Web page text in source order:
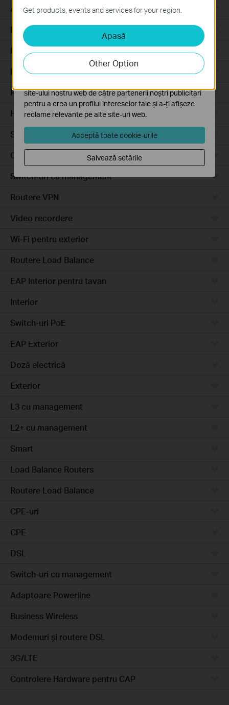
Access Pro
Routere prin cablu
Routere Wi-Fi
Routere 4G
Routere integrate
Hardware
Software
Camere video
Switch-uri cu management
Routere VPN
Video recordere
Wi-Fi pentru exterior
Routere Load Balance
EAP Interior pentru tavan
Interior
Switch-uri PoE
EAP Exterior
Doză electrică
Exterior
L3 cu management
L2+ cu management
Smart
Load Balance Routers
Routere Load Balance
CPE-uri
CPE
DSL
Switch-uri cu management
Adaptoare Powerline
Business Wireless
Modemuri și routere DSL
3G/LTE
Controlere Hardware pentru CAP
Get products, events and services for your region.
Apasă
Other Option
Aceste cookie-uri sunt necesare pentru funcționarea
site-ului web și nu pot fi dezactivate în sistemele tale
Cookie-uri de analiză și marketing
Cookie-urile de analiză ne permit să analizăm activitățile
tale de pe site-ul nostru web a îmbunătăți și ajusta
funcționalitatea site-ului.
site-ului nostru web de către partenerii noștri publicitari
pentru a crea un profilul intereselor tale și a-ți afișeze
reclame relevante pe alte site-uri web.
Acceptă toate cookie-urile
Salvează setările